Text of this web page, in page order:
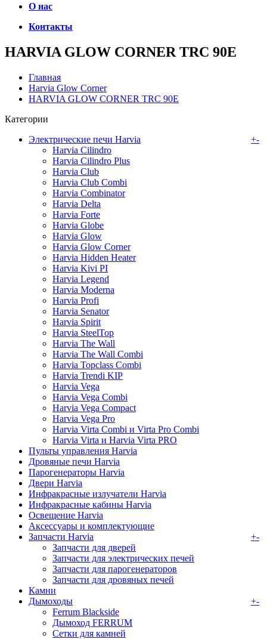
О нас
Контакты
HARVIA GLOW CORNER TRC 90Е
Главная
Harvia Glow Corner
HARVIA GLOW CORNER TRC 90Е
Категории
Электрические печи Harvia
+-
Harvia Cilindro
Harvia Cilindro Plus
Harvia Club
Harvia Club Combi
Harvia Combinator
Harvia Delta
Harvia Forte
Harvia Globe
Harvia Glow
Harvia Glow Corner
Harvia Hidden Heater
Harvia Kivi PI
Harvia Legend
Harvia Moderna
Harvia Profi
Harvia Senator
Harvia Spirit
Harvia SteelTop
Harvia The Wall
Harvia The Wall Combi
Harvia Topclass Combi
Harvia Trendi KIP
Harvia Vega
Harvia Vega Combi
Harvia Vega Compact
Harvia Vega Pro
Harvia Virta Combi и Virta Pro Combi
Harvia Virta и Harvia Virta PRO
Пульты управления Harvia
Дровяные печи Harvia
Парогенераторы Harvia
Двери Harvia
Инфракрасные излучатели Harvia
Инфракрасные кабины Harvia
Освещение Harvia
Аксессуары и комплектующие
Запчасти Harvia
+-
Запчасти для дверей
Запчасти для электрических печей
Запчасти для парогенераторов
Запчасти для дровяных печей
Камни
Дымоходы
+-
Ferrum Blackside
Дымоход FERRUM
Сетки для камней